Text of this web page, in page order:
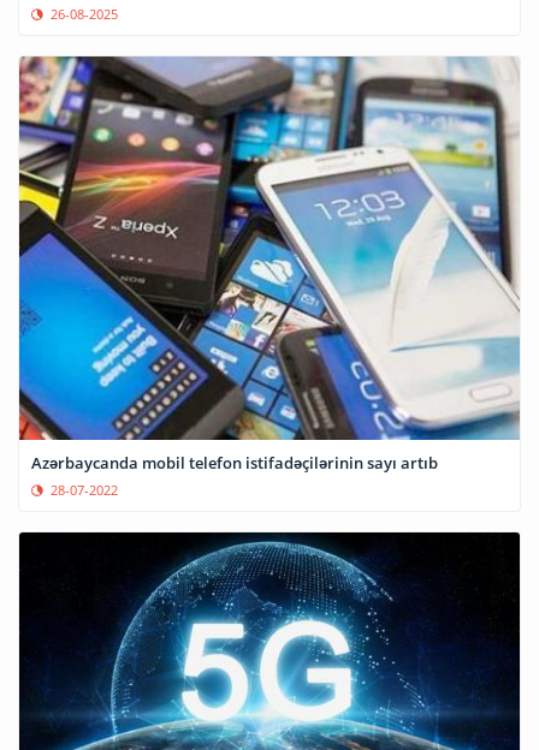
26-08-2025
Azərbaycanda mobil telefon istifadəçilərinin sayı artıb
28-07-2022